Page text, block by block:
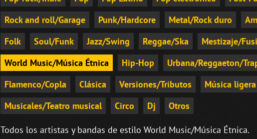
Rock and roll/Garage
Punk/Hardcore Metal/Rock duro
Folk
Soul/Funk Jazz/Swing Reggae/Ska
Mestizaje/
World Music/Música Étnica
Hip-Hop
Urbana/Reggaeton/
Flamenco/Copla
Clásica Versiones/Tributos
Música ligera
Musicales/Teatro musical
Circo Dj Otros
Todos los artistas y bandas de estilo World Music/Música Étnica.